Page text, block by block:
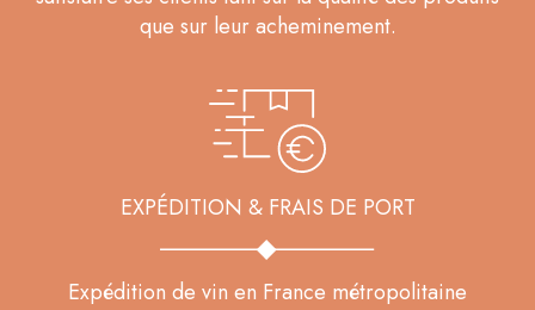
que sur leur acheminement.
EXPÉDITION & FRAIS DE PORT
Expédition de vin en France métropolitaine